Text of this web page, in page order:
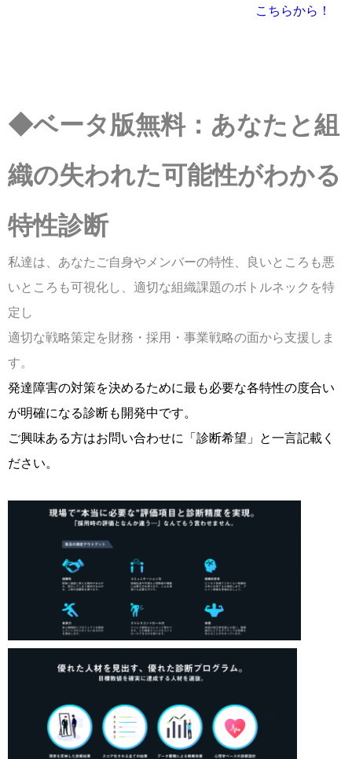
こちらから！
◆ベータ版無料：あなたと組
織の失われた可能性がわかる
特性診断
私達は、 あなたご自身やメンバーの特性、良いところも悪
いところも可視化し、適切な組織課題のボトルネックを特
定し
適切な戦略策定を財務・採用・事業戦略の面から支援しま
す。
発達障害の対策を決めるために最も必要な各特性の度合い
が明確になる診断も開発中です。
ご興味ある方はお問い合わせに「診断希望」と一言記載く
ださい。